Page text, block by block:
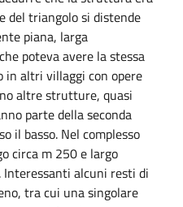
del triangolo si distende
piana, larga
poteva avere la stessa
in altri villaggi con opere
altre strutture, quasi
parte della seconda
il basso. Nel complesso
circa m 250 e largo
alcuni resti di
tra cui una singolare